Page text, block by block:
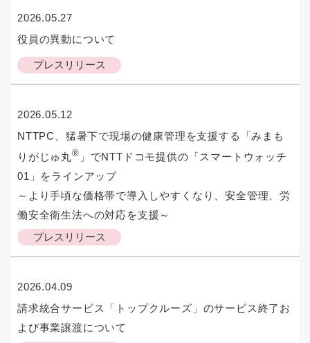
2026.05.27
プレスリリース
役員の異動について
2026.05.12
プレスリリース
NTTPC、猛暑下で現場の健康管理を支援する「みまも
りがじゅ丸® 」でNTTドコモ提供の「スマートウォッチ
01」をラインアップ
～より手頃な価格帯で導入しやすくなり、安全管理、労
働安全衛生法への対応を支援～
2026.04.09
請求統合サービス「トップクルーズ」のサービス終了お
よび事業譲渡について